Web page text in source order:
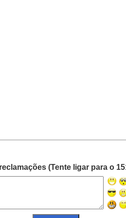
(Tente ligar para o